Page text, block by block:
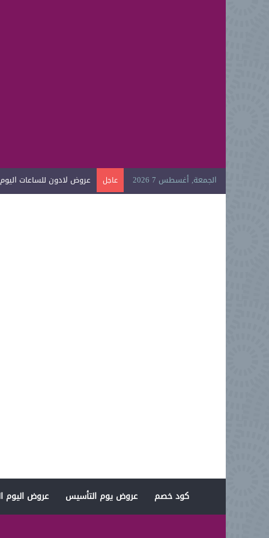
الجمعة, أغسطس 7 2026 عاجل عروض الغسالات اليوم الوطني
كود خصم عروض يوم التأسيس عروض اليوم